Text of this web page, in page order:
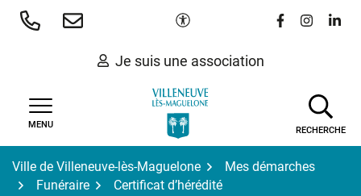
Aller
Paramètres d'accessibilité
Lien vers le
Lien vers
Lien
Je suis une association
MENU
RECHERCHE
Ville de Villeneuve-lès-Maguelone
Mes démarches
Funéraire
Certificat d’hérédité